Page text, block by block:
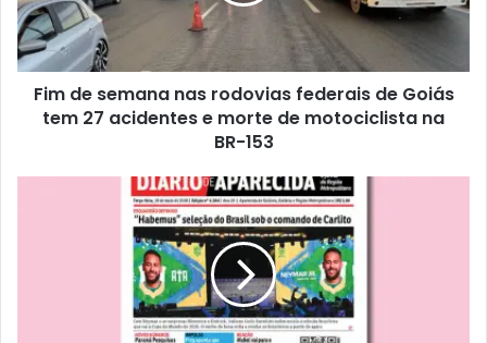
Fim de semana nas rodovias federais de Goiás
tem 27 acidentes e morte de motociclista na
BR-153